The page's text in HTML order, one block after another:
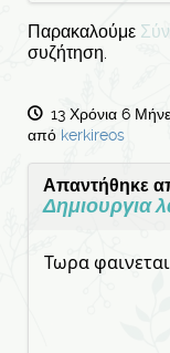
Παρακαλούμε
συζήτηση.
13 Χρόνια 6
από kerkireos
Απαντήθηκε
Δημιουργια
Τωρα